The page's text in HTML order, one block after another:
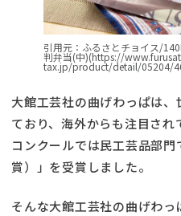
引用元：ふるさとチョイス/
判弁当(中)(https://
tax.jp/product/detail/05204/
大館工芸社の曲げわっぱは
ており、海外からも注目さ
コンクールでは民工芸品部
賞）」を受賞しました。
そんな大館工芸社の曲げわ